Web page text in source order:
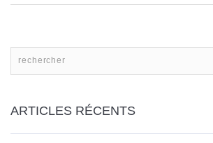
ARTICLES RÉCENTS